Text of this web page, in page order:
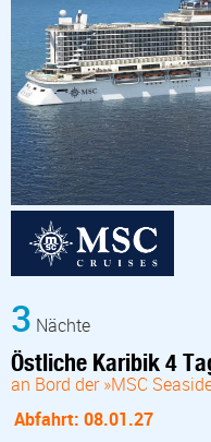
3 Nächte
Östliche Karibik 4
an Bord der »MSC
Abfahrt: 08.01.27